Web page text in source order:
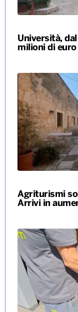
Università,
milioni di
Agriturismi
Arrivi in